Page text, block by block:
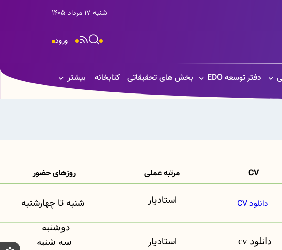
شنبه 17 مرداد 1405
ورود
دفتر توسعه EDO بخش های تحقیقاتی کتابخانه بیشتر
CV مرتبه عملی روزهای حضور
دانلود CV استادیار شنبه تا چهارشنبه
دانلود cv استادیار
دوشنبه
سه شنبه